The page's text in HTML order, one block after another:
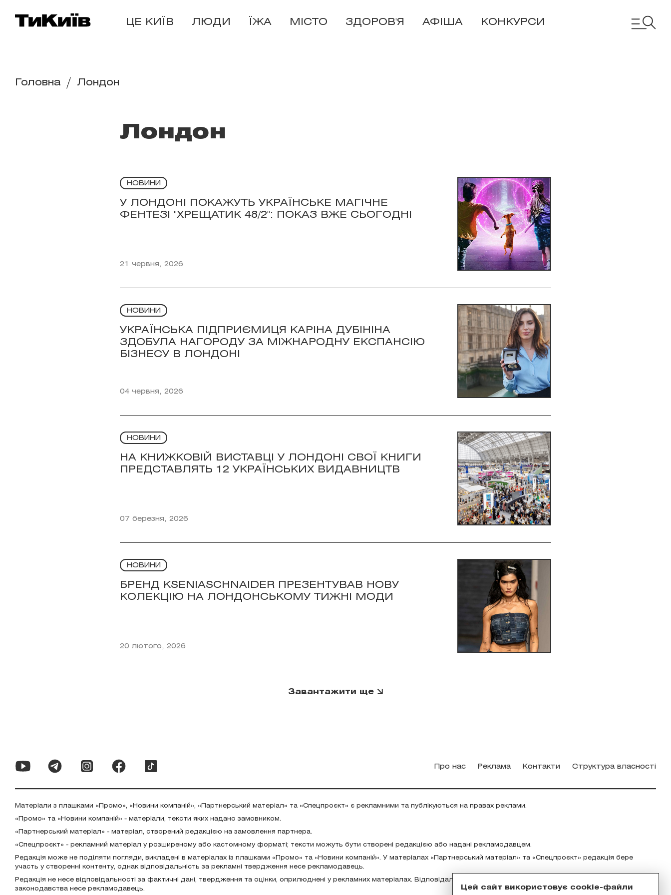
ЦЕ КИЇВ ЛЮДИ ЇЖА МІСТО ЗДОРОВ'Я АФІША КОНКУРСИ
Головна Лондон
Лондон
НОВИНИ
У ЛОНДОНІ ПОКАЖУТЬ УКРАЇНСЬКЕ МАГІЧНЕ
ФЕНТЕЗІ "ХРЕЩАТИК 48/2": ПОКАЗ ВЖЕ СЬОГОДНІ
21 червня, 2026
НОВИНИ
УКРАЇНСЬКА ПІДПРИЄМИЦЯ КАРІНА ДУБІНІНА
ЗДОБУЛА НАГОРОДУ ЗА МІЖНАРОДНУ ЕКСПАНСІЮ
БІЗНЕСУ В ЛОНДОНІ
04 червня, 2026
НОВИНИ
НА КНИЖКОВІЙ ВИСТАВЦІ У ЛОНДОНІ СВОЇ КНИГИ
ПРЕДСТАВЛЯТЬ 12 УКРАЇНСЬКИХ ВИДАВНИЦТВ
07 березня, 2026
НОВИНИ
БРЕНД KSENIASCHNAIDER ПРЕЗЕНТУВАВ НОВУ
КОЛЕКЦІЮ НА ЛОНДОНСЬКОМУ ТИЖНІ МОДИ
20 лютого, 2026
Завантажити ще
Цей сайт використовує cookie-файли
Про нас Реклама Контакти Структура власності
Матеріали з плашками «Промо», «Новини компаній», «Партнерський матеріал» та «Спецпроєкт» є рекламними та публікуються на правах реклами.
«Промо» та «Новини компаній» - матеріали, тексти яких надано замовником.
«Партнерський матеріал» - матеріал, створений редакцією на замовлення партнера.
«Спецпроєкт» - рекламний матеріал у розширеному або кастомному форматі; тексти можуть бути створені редакцією або надані рекламодавцем.
Редакція може не поділяти погляди, викладені в матеріалах із плашками «Промо» та «Новини компаній». У матеріалах «Партнерський матеріал» та «Спецпроєкт» редакція бере
участь у створенні контенту, однак відповідальність за рекламні твердження несе рекламодавець.
Редакція не несе відповідальності за фактичні дані, твердження та оцінки, оприлюднені у рекламних матеріалах. Відповідальність за зміст реклами відповідно до українського
законодавства несе рекламодавець.